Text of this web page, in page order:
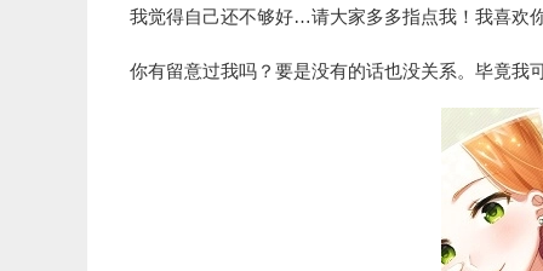
我觉得自己还不够好…请大家多多指点我！我喜欢
你有留意过我吗？要是没有的话也没关系。毕竟我